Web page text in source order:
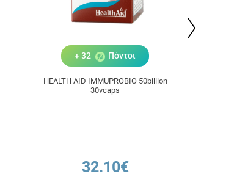
+ 32 Πόντοι
HEALTH AID IMMUPROBIO 50billion
30vcaps
32.10€